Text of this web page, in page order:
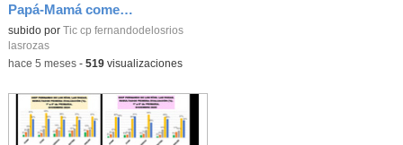
Papá-Mamá comensal Infantil 25-26_CEIP FDLR_Las Rozas
Contenido educativo.
subido por Tic cp fernandodelosrios
lasrozas
-hace 5 meses- 519visualizaciones